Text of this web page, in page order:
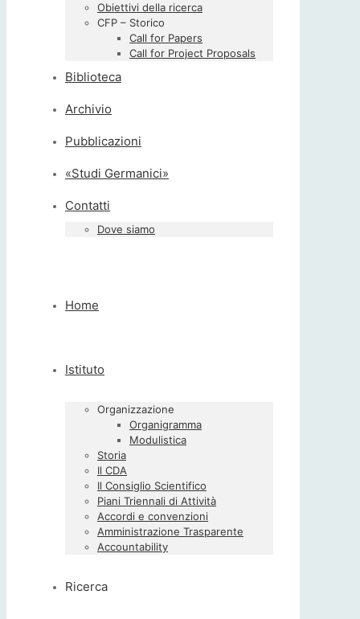
Obiettivi della ricerca
CFP – Storico
Call for Papers
Call for Project Proposals
Biblioteca
Archivio
Pubblicazioni
«Studi Germanici»
Contatti
Dove siamo
Home
Istituto
Organizzazione
Organigramma
Modulistica
Storia
Il CDA
Il Consiglio Scientifico
Piani Triennali di Attività
Accordi e convenzioni
Amministrazione Trasparente
Accountability
Ricerca